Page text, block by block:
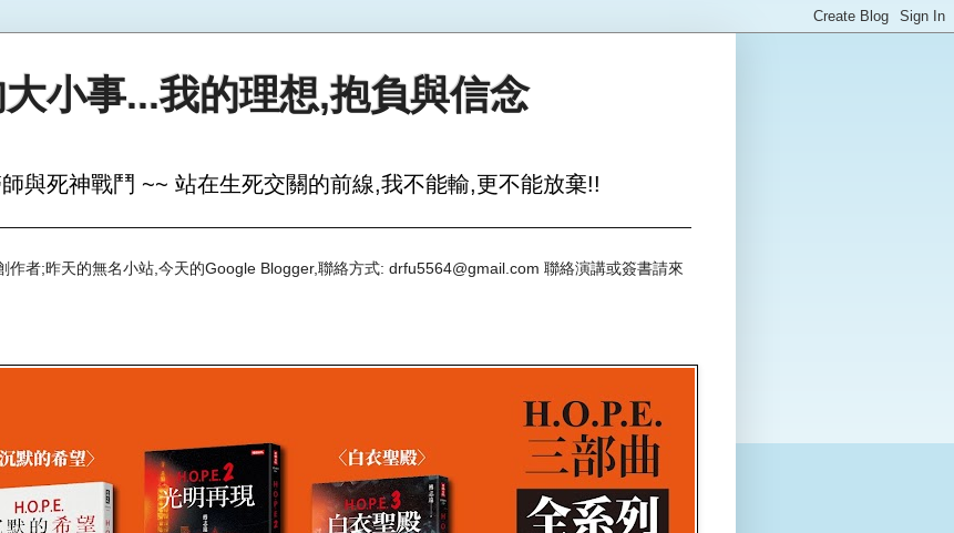
小事...我的理想,抱負與信念
與死神戰鬥 ~~ 站在生死交關的前線,我不能輸,更不能放棄!!
作者;昨天的無名小站,今天的Google Blogger,聯絡方式: drfu5564@gmail.com 聯絡演講或簽書請來